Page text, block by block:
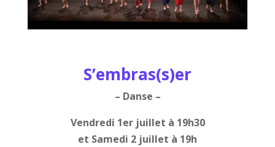
S’embras(s)er
– Danse –
Vendredi 1er juillet à 19h30
et Samedi 2 juillet à 19h